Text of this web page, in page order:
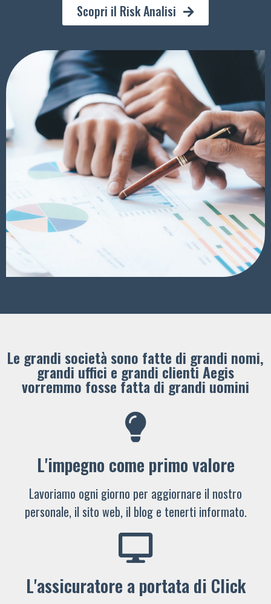
Scopri il Risk Analisi
Le grandi società sono fatte di grandi nomi,
grandi uffici e grandi clienti ​Aegis
vorremmo fosse fatta di grandi uomini
L'impegno come primo valore
Lavoriamo ogni giorno per aggiornare il nostro
personale, il sito web, il blog e tenerti informato.
L'assicuratore a portata di Click